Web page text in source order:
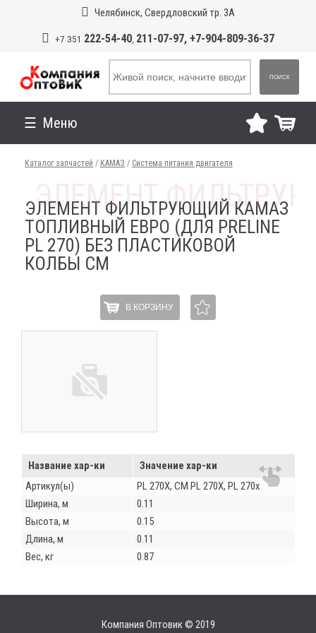
Челябинск, Свердловский тр. 3А
+7 351 222-54-40, 211-07-97, +7-904-809-36-37
ПОИСК
Меню
Каталог запчастей / КАМАЗ / Система питания двигателя
ЭЛЕМЕНТ ФИЛЬТРУЮЩИЙ КАМАЗ
ТОПЛИВНЫЙ ЕВРО (ДЛЯ PRELINE
PL 270) БЕЗ ПЛАСТИКОВОЙ
КОЛБЫ СМ
В КОРЗИНУ
Название хар-ки
Значение хар-ки
Артикул(ы)
PL 270X, СМ PL 270X, PL 270х
Ширина, м
0.11
Высота, м
0.15
Длина, м
0.11
Вес, кг
0.87
Компания Оптовик © 2019